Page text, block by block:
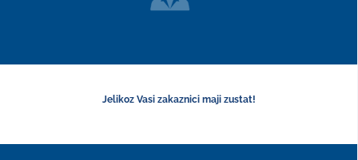
Jelikoz Vasi zakaznici maji zustat!